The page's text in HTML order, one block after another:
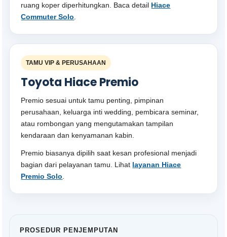
ruang koper diperhitungkan. Baca detail Hiace
Commuter Solo
TAMU VIP & PERUSAHAAN
Toyota Hiace Premio
Premio sesuai untuk tamu penting, pimpinan
perusahaan, keluarga inti wedding, pembicara seminar,
atau rombongan yang mengutamakan tampilan
kendaraan dan kenyamanan kabin.
Premio biasanya dipilih saat kesan profesional menjadi
bagian dari pelayanan tamu. Lihat layanan Hiace
Premio Solo
PROSEDUR PENJEMPUTAN